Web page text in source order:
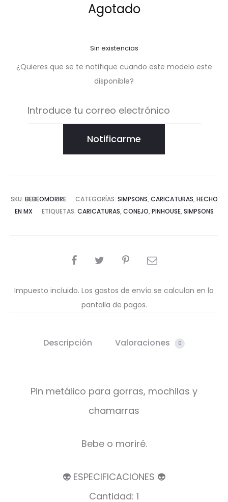
Agotado
Sin existencias
¿Quieres que se te notifique cuando este modelo este
disponible?
Notificarme
SKU: BEBEOMORIRE CATEGORÍAS: SIMPSONS, CARICATURAS, HECHO
EN MX
ETIQUETAS: CARICATURAS, CONEJO, PINHOUSE, SIMPSONS
COMPARTIR
Impuesto incluido. Los gastos de envío se calculan en la
pantalla de pagos.
Descripción Valoraciones 0
Pin metálico para gorras, mochilas y
chamarras
Bebe o moriré.
👽 ESPECIFICACIONES 👽
Cantidad: 1